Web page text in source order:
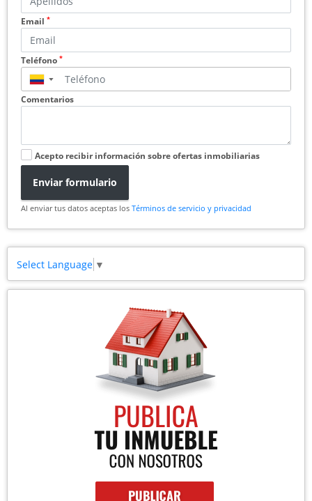
Email *
Teléfono *
▼
Comentarios
Acepto recibir información sobre ofertas inmobiliarias
Enviar formulario
Al enviar tus datos aceptas los Términos de servicio y privacidad
Select Language ▼